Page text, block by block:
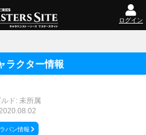
ログイン
ラクター情報
ド: 未所属
バン情報